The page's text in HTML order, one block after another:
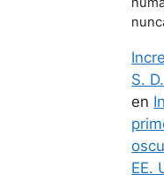
S.
en
EE.